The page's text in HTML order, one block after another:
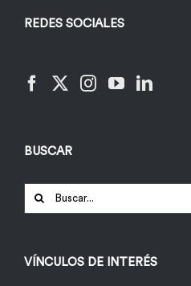
REDES SOCIALES
BUSCAR
Buscar:
VÍNCULOS DE INTERÉS